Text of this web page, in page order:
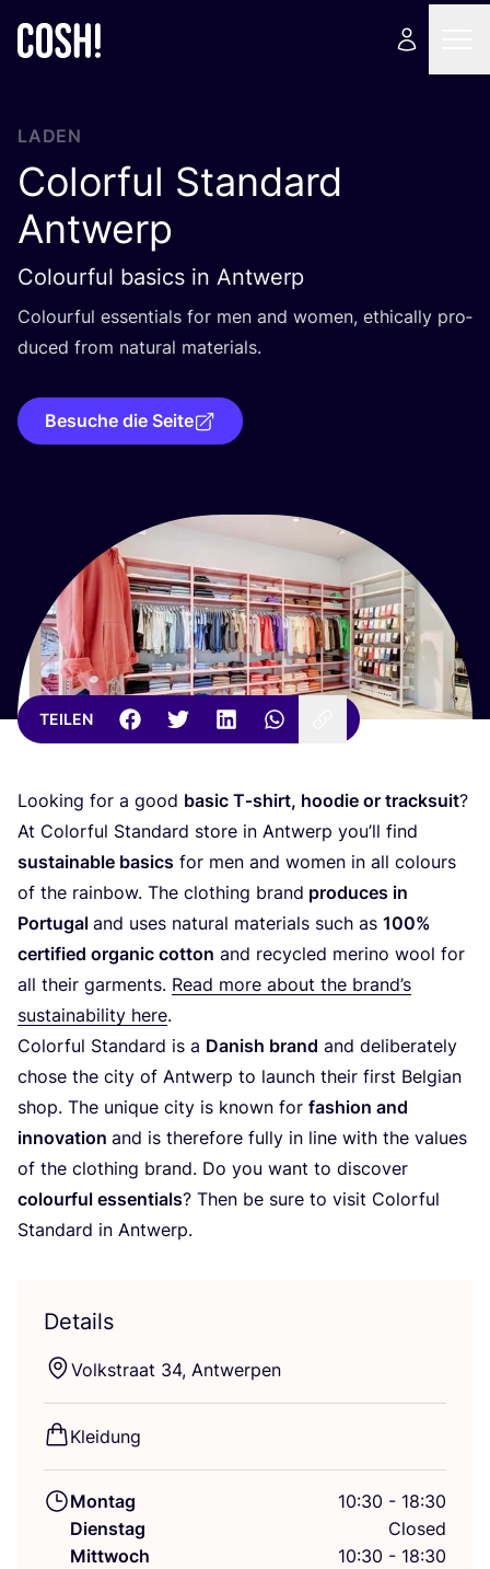
LADEN
Colorful Standard
Antwerp
Colourful basics in Antwerp
Colourful essen­ti­als for men and women, ethi­cal­ly pro­
du­ced from natu­ral materials.
Besuche die Seite
TEILEN
Loo­king for a good basic T‑shirt, hoo­die or track­su­it?
At Colorful Stan­dard store in Ant­werp you’ll find
sus­tainable basics for men and women in all colours
of the rain­bow. The clot­hing brand pro­du­ces in
Por­tu­gal and uses natu­ral mate­ri­als such as 100%
cer­ti­fied orga­nic cot­ton and recy­cled meri­no wool for
all their garm­ents. Read more about the bran­d’s
sus­taina­bi­li­ty here.
Colorful Stan­dard is a Danish brand and deli­bera­te­ly
cho­se the city of Ant­werp to launch their first Bel­gi­an
shop. The uni­que city is known for fashion and
inno­va­ti­on and is the­r­e­fo­re ful­ly in line with the values
of the clot­hing brand. Do you want to dis­co­ver
colourful essen­ti­als? Then be sure to visit Colorful
Stan­dard in Antwerp.
Details
Volks­tra­at 34, Antwerpen
Klei­dung
Montag
10:30 - 18:30
Dienstag
Closed
Mittwoch
10:30 - 18:30